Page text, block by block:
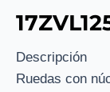
Descripción
Ruedas con